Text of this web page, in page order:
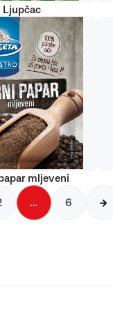
Ljupčac
mljeveni
… 6